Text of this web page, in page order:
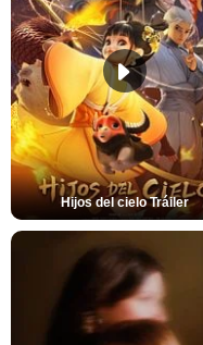
Hijos del cielo Tráiler